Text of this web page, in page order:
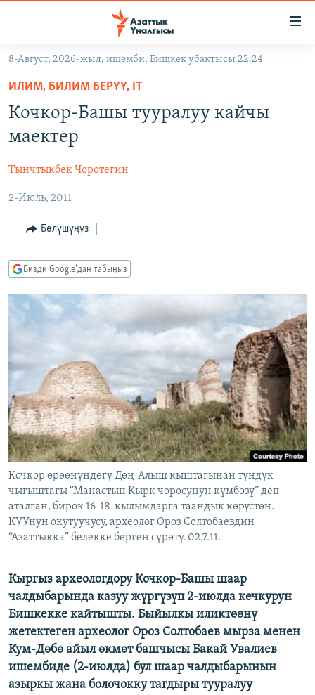
Навигацияга
өтүңүз
Издөөгө
салыңызКЫРГЫЗСТАН
ЭКОНОМИКА
МАДАНИЯТ
БОРБОР АЗИЯ
АТАЙЫН ИЛИКТӨӨ
ТВ ПРОГРАММАЛАР
БҮГҮН АЗАТТЫКТА
БИЗ ЖАНА ДҮЙНӨ
ДАНИСТЕ
ЫҢГАЙСЫЗ СУРООЛОР
ПОДКАСТ
ӨЗГӨЧӨ ПИКИР
ЭЕ/АРнун бардык сайттары
8-Август, 2026-жыл, ишемби, Бишкек убактысы 22:24
ИЛИМ, БИЛИМ БЕРҮҮ, IT
Кочкор-Башы тууралуу кайчы
маектер
Тынчтыкбек Чоротегин
2-Июль, 2011
Бөлүшүңүз
Бизди Google'дан табыңыз
Кочкор өрөөнүндөгү Дөң-Алыш кыштагынан түндүк-
чыгыштагы “Манастын Кырк чоросунун күмбөзү” деп
аталган, бирок 16-18-кылымдарга таандык көрүстөн.
КУУнун окутуучусу, археолог Ороз Солтобаевдин
“Азаттыкка” белекке берген сүрөтү. 02.7.11.
Кыргыз археологдору Кочкор-Башы шаар
чалдыбарында казуу жүргүзүп 2-июлда кечкурун
Бишкекке кайтышты. Быйылкы иликтөөнү
жетектеген археолог Ороз Солтобаев мырза менен
Кум-Дөбө айыл өкмөт башчысы Бакай Увалиев
ишембиде (2-июлда) бул шаар чалдыбарынын
азыркы жана болочокку тагдыры тууралуу